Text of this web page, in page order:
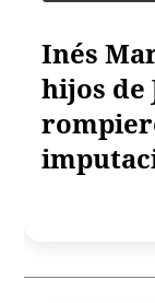
Inés
hijos de